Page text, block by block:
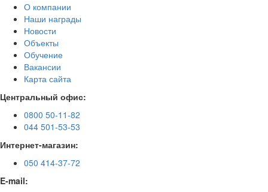
О компании
Наши награды
Новости
Объекты
Обучение
Вакансии
Карта сайта
Центральный офис:
0800 50-11-82
044 501-53-53
Интернет-магазин:
050 414-37-72
E-mail: